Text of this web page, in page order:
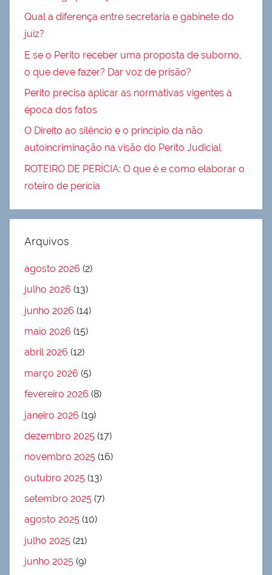
Qual a diferença entre secretaria e gabinete do
juiz?
E se o Perito receber uma proposta de suborno,
o que deve fazer? Dar voz de prisão?
Perito precisa aplicar as normativas vigentes à
época dos fatos
O Direito ao silêncio e o princípio da não
autoincriminação na visão do Perito Judicial
ROTEIRO DE PERÍCIA: O que é e como elaborar o
roteiro de perícia
Arquivos
agosto 2026 (2)
julho 2026 (13)
junho 2026 (14)
maio 2026 (15)
abril 2026 (12)
março 2026 (5)
fevereiro 2026 (8)
janeiro 2026 (19)
dezembro 2025 (17)
novembro 2025 (16)
outubro 2025 (13)
setembro 2025 (7)
agosto 2025 (10)
julho 2025 (21)
junho 2025 (9)